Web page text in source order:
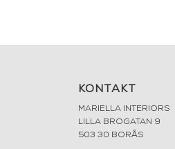
KONTAKT
MARIELLA INTERIORS
LILLA BROGATAN 9
503 30 BORÅS